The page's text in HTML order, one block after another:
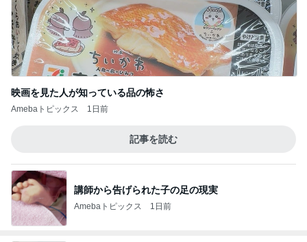
映画を見た人が知っている品の怖さ
Amebaトピックス 1日前
記事を読む
講師から告げられた子の足の現実
Amebaトピックス 1日前